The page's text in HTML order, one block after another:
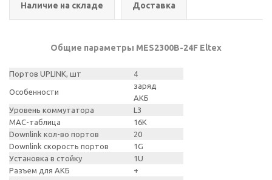
Наличие на складе Доставка
Общие параметры MES2300B-24F Eltex
Портов UPLINK, шт 4
Особенности
заряд
АКБ
Уровень коммутатора
L3
MAC-таблица
16K
Downlink кол-во портов
20
Downlink скорость портов
1G
Установка в стойку
1U
Разъем для АКБ
+